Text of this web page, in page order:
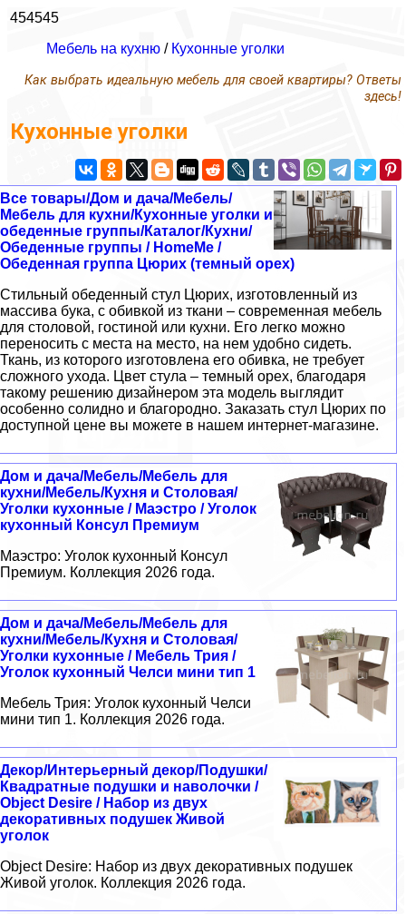
454545
Мебель на кухню / Кухонные уголки
Как выбрать идеальную мебель для своей квартиры? Ответы
здесь!
Кухонные уголки
Все товары/Дом и дача/Мебель/
Мебель для кухни/Кухонные уголки и
обеденные группы/Каталог/Кухни/
Обеденные группы / HomeMe /
Обеденная группа Цюрих (темный орех)
Стильный обеденный стул Цюрих, изготовленный из
массива бука, с обивкой из ткани – современная мебель
для столовой, гостиной или кухни. Его легко можно
переносить с места на место, на нем удобно сидеть.
Ткань, из которого изготовлена его обивка, не требует
сложного ухода. Цвет стула – темный орех, благодаря
такому решению дизайнером эта модель выглядит
особенно солидно и благородно. Заказать стул Цюрих по
доступной цене вы можете в нашем интернет-магазине.
Дом и дача/Мебель/Мебель для
кухни/Мебель/Кухня и Столовая/
Уголки кухонные / Маэстро / Уголок
кухонный Консул Премиум
Маэстро: Уголок кухонный Консул
Премиум. Коллекция 2026 года.
Дом и дача/Мебель/Мебель для
кухни/Мебель/Кухня и Столовая/
Уголки кухонные / Мебель Трия /
Уголок кухонный Челси мини тип 1
Мебель Трия: Уголок кухонный Челси
мини тип 1. Коллекция 2026 года.
Декор/Интерьерный декор/Подушки/
Квадратные подушки и наволочки /
Object Desire / Набор из двух
декоративных подушек Живой
уголок
Object Desire: Набор из двух декоративных подушек
Живой уголок. Коллекция 2026 года.